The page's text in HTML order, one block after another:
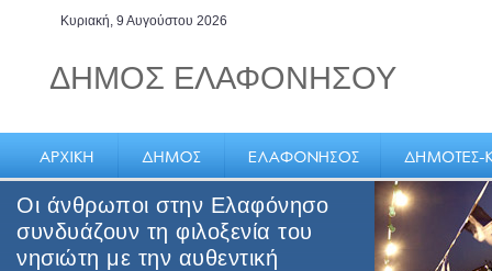
Κυριακή, 9 Αυγούστου 2026
ΔΗΜΟΣ ΕΛΑΦΟΝΗΣΟΥ
Οι άνθρωποι στην Ελαφόνησο
συνδυάζουν τη φιλοξενία του
νησιώτη με την αυθεντική